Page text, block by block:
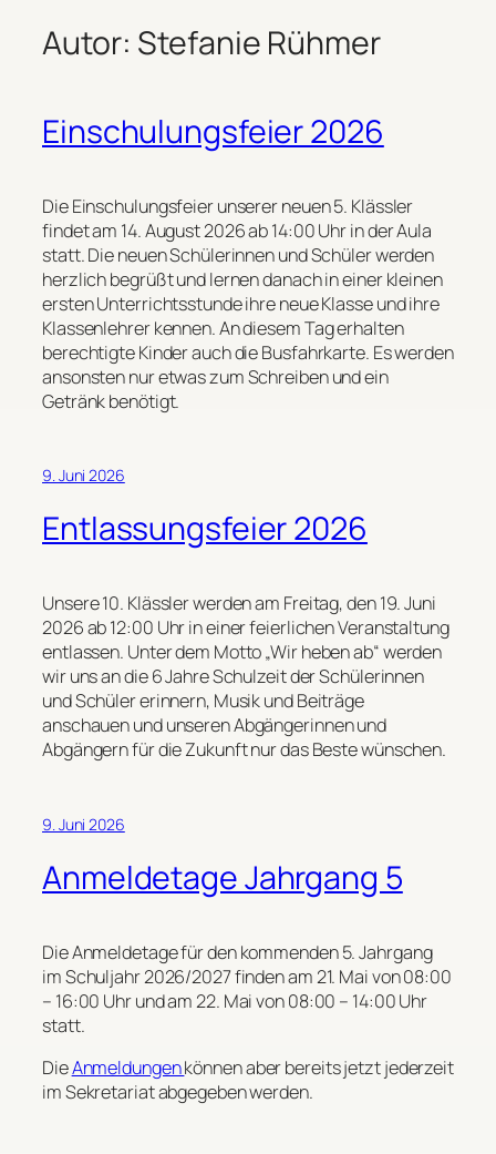
Autor: Stefanie Rühmer
Einschulungsfeier 2026
Die Einschulungsfeier unserer neuen 5. Klässler
findet am 14. August 2026 ab 14:00 Uhr in der Aula
statt. Die neuen Schülerinnen und Schüler werden
herzlich begrüßt und lernen danach in einer kleinen
ersten Unterrichtsstunde ihre neue Klasse und ihre
Klassenlehrer kennen. An diesem Tag erhalten
berechtigte Kinder auch die Busfahrkarte. Es werden
ansonsten nur etwas zum Schreiben und ein
Getränk benötigt.
9. Juni 2026
Entlassungsfeier 2026
Unsere 10. Klässler werden am Freitag, den 19. Juni
2026 ab 12:00 Uhr in einer feierlichen Veranstaltung
entlassen. Unter dem Motto „Wir heben ab“ werden
wir uns an die 6 Jahre Schulzeit der Schülerinnen
und Schüler erinnern, Musik und Beiträge
anschauen und unseren Abgängerinnen und
Abgängern für die Zukunft nur das Beste wünschen.
9. Juni 2026
Anmeldetage Jahrgang 5
Die Anmeldetage für den kommenden 5. Jahrgang
im Schuljahr 2026/2027 finden am 21. Mai von 08:00
– 16:00 Uhr und am 22. Mai von 08:00 – 14:00 Uhr
statt.
DieAnmeldungenkönnen aber bereits jetzt jederzeit
im Sekretariat abgegeben werden.